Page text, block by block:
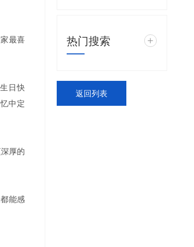
最喜
日快
中定
厚的
能感
热门搜索 +
返回列表